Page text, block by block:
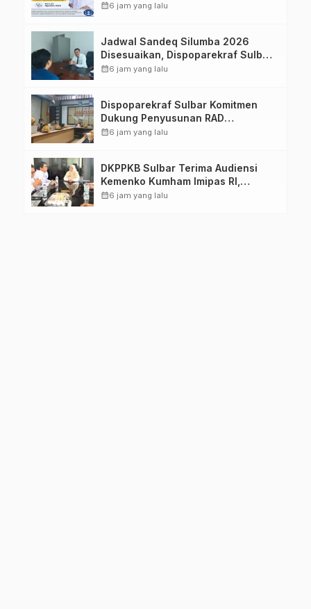
Imelda, Sp.Rad
calendar_month6 jam yang lalu
Jadwal Sandeq Silumba 2026
Disesuaikan, Dispoparekraf Sulbar
Pastikan Persiapan Tetap
calendar_month6 jam yang lalu
Dispoparekraf Sulbar Komitmen
Dukung Penyusunan RAD
TPB/SDGs Sulawesi Barat
calendar_month6 jam yang lalu
DKPPKB Sulbar Terima Audiensi
Kemenko Kumham Imipas RI,
Perkuat Pelayanan Kesehatan bagi
calendar_month6 jam yang lalu